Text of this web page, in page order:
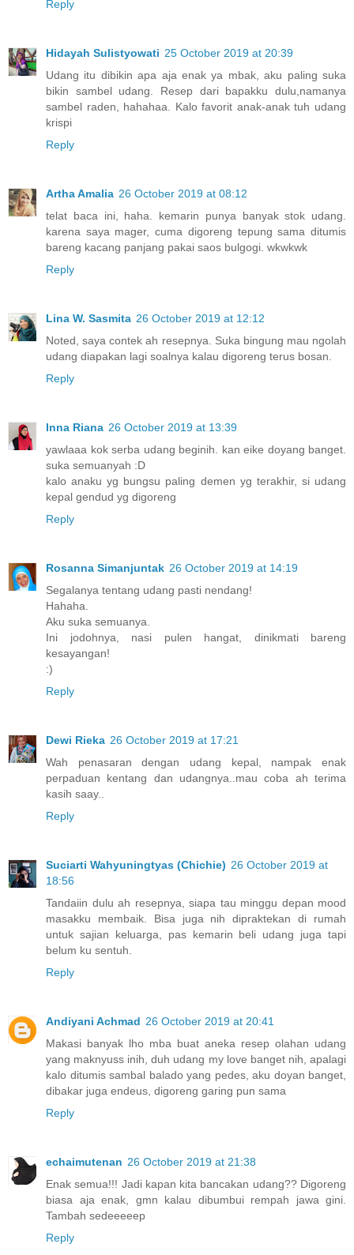
Reply
Hidayah Sulistyowati 25 October 2019 at 20:39
Udang itu dibikin apa aja enak ya mbak, aku paling suka
bikin sambel udang. Resep dari bapakku dulu,namanya
sambel raden, hahahaa. Kalo favorit anak-anak tuh udang
krispi
Reply
Artha Amalia 26 October 2019 at 08:12
telat baca ini, haha. kemarin punya banyak stok udang.
karena saya mager, cuma digoreng tepung sama ditumis
bareng kacang panjang pakai saos bulgogi. wkwkwk
Reply
Lina W. Sasmita 26 October 2019 at 12:12
Noted, saya contek ah resepnya. Suka bingung mau ngolah
udang diapakan lagi soalnya kalau digoreng terus bosan.
Reply
Inna Riana 26 October 2019 at 13:39
yawlaaa kok serba udang beginih. kan eike doyang banget.
suka semuanyah :D
kalo anaku yg bungsu paling demen yg terakhir, si udang
kepal gendud yg digoreng
Reply
Rosanna Simanjuntak 26 October 2019 at 14:19
Segalanya tentang udang pasti nendang!
Hahaha.
Aku suka semuanya.
Ini jodohnya, nasi pulen hangat, dinikmati bareng
kesayangan!
:)
Reply
Dewi Rieka 26 October 2019 at 17:21
Wah penasaran dengan udang kepal, nampak enak
perpaduan kentang dan udangnya..mau coba ah terima
kasih saay..
Reply
Suciarti Wahyuningtyas (Chichie) 26 October 2019 at
18:56
Tandaiin dulu ah resepnya, siapa tau minggu depan mood
masakku membaik. Bisa juga nih dipraktekan di rumah
untuk sajian keluarga, pas kemarin beli udang juga tapi
belum ku sentuh.
Reply
Andiyani Achmad 26 October 2019 at 20:41
Makasi banyak lho mba buat aneka resep olahan udang
yang maknyuss inih, duh udang my love banget nih, apalagi
kalo ditumis sambal balado yang pedes, aku doyan banget,
dibakar juga endeus, digoreng garing pun sama
Reply
echaimutenan 26 October 2019 at 21:38
Enak semua!!! Jadi kapan kita bancakan udang?? Digoreng
biasa aja enak, gmn kalau dibumbui rempah jawa gini.
Tambah sedeeeeep
Reply